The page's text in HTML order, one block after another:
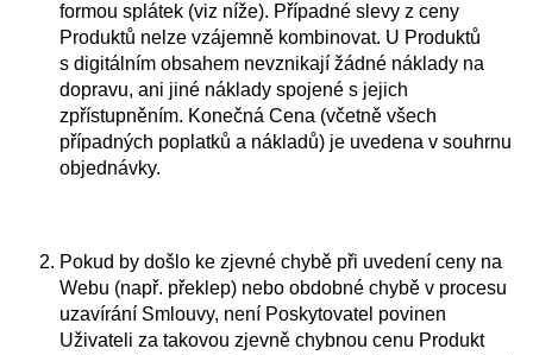
formou splátek (viz níže). Případné slevy z ceny
Produktů nelze vzájemně kombinovat. U Produktů
s digitálním obsahem nevznikají žádné náklady na
dopravu, ani jiné náklady spojené s jejich
zpřístupněním. Konečná Cena (včetně všech
případných poplatků a nákladů) je uvedena v souhrnu
objednávky.
Pokud by došlo ke zjevné chybě při uvedení ceny na
Webu (např. překlep) nebo obdobné chybě v procesu
uzavírání Smlouvy, není Poskytovatel povinen
Uživateli za takovou zjevně chybnou cenu Produkt